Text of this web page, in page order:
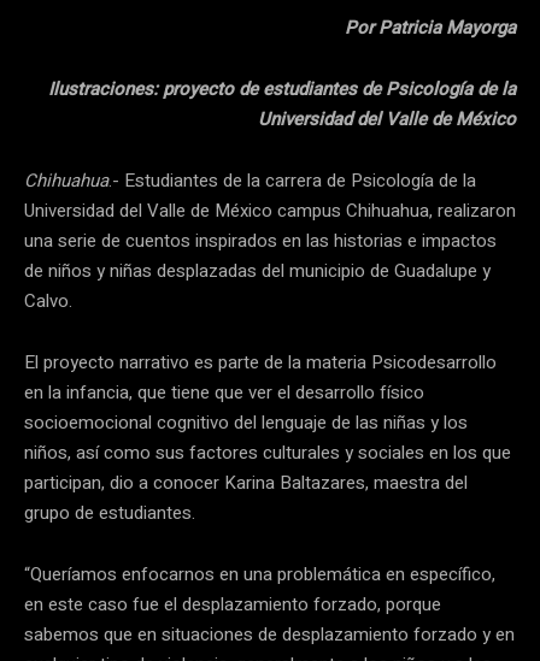
Por Patricia Mayorga
Ilustraciones: proyecto de estudiantes de Psicología de la
Universidad del Valle de México
Chihuahua.- Estudiantes de la carrera de Psicología de la
Universidad del Valle de México campus Chihuahua, realizaron
una serie de cuentos inspirados en las historias e impactos
de niños y niñas desplazadas del municipio de Guadalupe y
Calvo.
El proyecto narrativo es parte de la materia Psicodesarrollo
en la infancia, que tiene que ver el desarrollo físico
socioemocional cognitivo del lenguaje de las niñas y los
niños, así como sus factores culturales y sociales en los que
participan, dio a conocer Karina Baltazares, maestra del
grupo de estudiantes.
“Queríamos enfocarnos en una problemática en específico,
en este caso fue el desplazamiento forzado, porque
sabemos que en situaciones de desplazamiento forzado y en